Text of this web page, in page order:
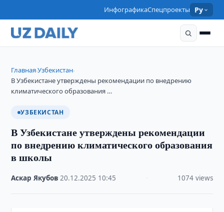
ИнфографикаСпецпроекты Ру
Главная›Узбекистан›
В Узбекистане утверждены рекомендации по внедрению
климатического образования …
УЗБЕКИСТАН
В Узбекистане утверждены рекомендации
по внедрению климатического образования
в школы
Аскар Якубов ·20.12.2025 10:45 1074 views